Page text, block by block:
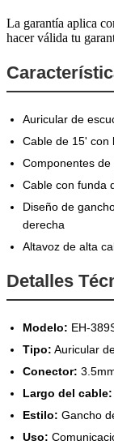
La garantía aplica
hacer válida tu
Auricular de
Cable de 15' con
Componentes
Cable con funda
Diseño de
derecha
Altavoz de alta
Detalles
Modelo: EH-
Tipo: Auricular
Conector:
Largo del cable:
Estilo: Gancho
Uso: